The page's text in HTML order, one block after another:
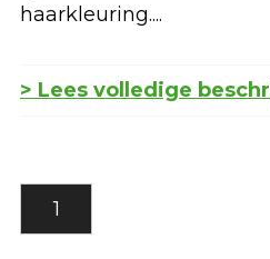
haarkleuring....
> Lees volledige
3.56
Intens